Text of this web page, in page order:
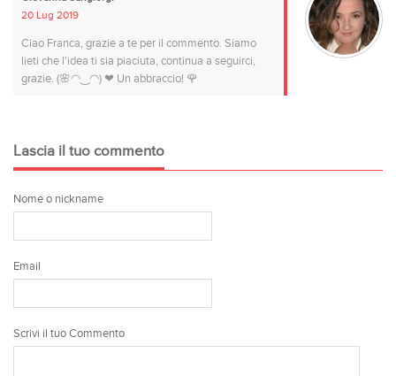
20 Lug 2019
Ciao Franca, grazie a te per il commento. Siamo
lieti che l'idea ti sia piaciuta, continua a seguirci,
grazie. (🌸◠‿◠) ❤ Un abbraccio! 🌹
Lascia il tuo commento
Nome o nickname
Email
Scrivi il tuo Commento